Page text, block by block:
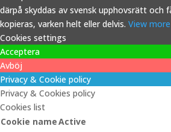
därpå skyddas av svensk upphovsrätt och
kopieras, varken helt eller delvis. View more
Cookies settings
Acceptera
Avböj
Privacy & Cookie policy
Privacy & Cookies policy
Cookies list
Cookie nameActive